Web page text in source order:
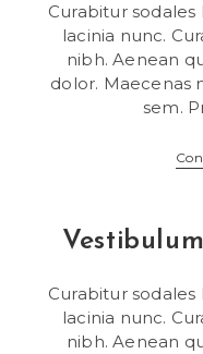
Curabitur sodales
lacinia nunc.
nibh. Aenean
dolor. Maecenas
sem.
Curabitur sodales
lacinia nunc.
nibh. Aenean